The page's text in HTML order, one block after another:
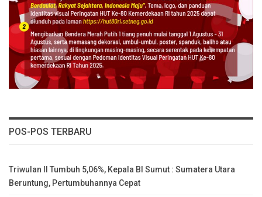
POS-POS TERBARU
Triwulan II Tumbuh 5,06%, Kepala BI Sumut : Sumatera Utara
Beruntung, Pertumbuhannya Cepat